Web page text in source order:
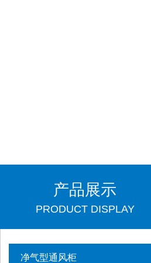
产品展示
PRODUCT DISPLAY
净气型通风柜